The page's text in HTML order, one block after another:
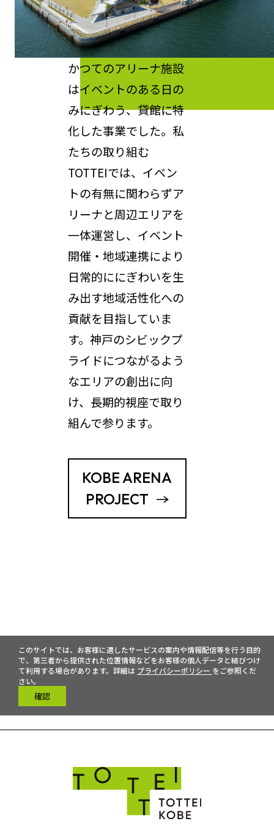
かつてのアリーナ施設
はイベントのある日の
みにぎわう、貸館に特
化した事業でした。私
たちの取り組む
TOTTEIでは、イベン
トの有無に関わらずア
リーナと周辺エリアを
一体運営し、イベント
開催・地域連携により
日常的ににぎわいを生
み出す地域活性化への
貢献を目指していま
す。神戸のシビックプ
ライドにつながるよう
なエリアの創出に向
け、長期的視座で取り
組んで参ります。
KOBE ARENA
PROJECT
このサイトでは、お客様に適したサービスの案内や情報配信等を行う目的
で、第三者から提供された位置情報などをお客様の個人データと結びつけ
て利用する場合があります。詳細は プライバシーポリシー をご参照くだ
さい。
確認